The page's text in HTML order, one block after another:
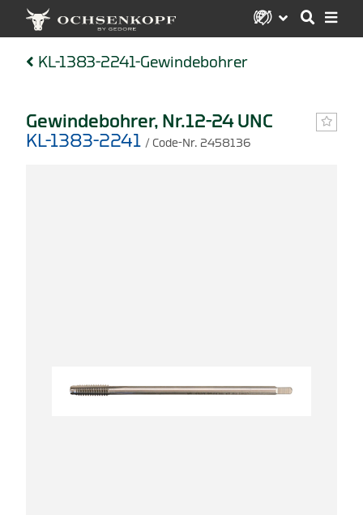
KL-1383-2241-Gewindebohrer
Gewindebohrer, Nr.12-24 UNC
KL-1383-2241 / Code-Nr. 2458136